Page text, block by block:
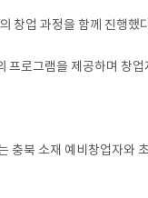
창업 과정을 함께 진행했
로그램을 제공하며 창업
충북 소재 예비창업자와